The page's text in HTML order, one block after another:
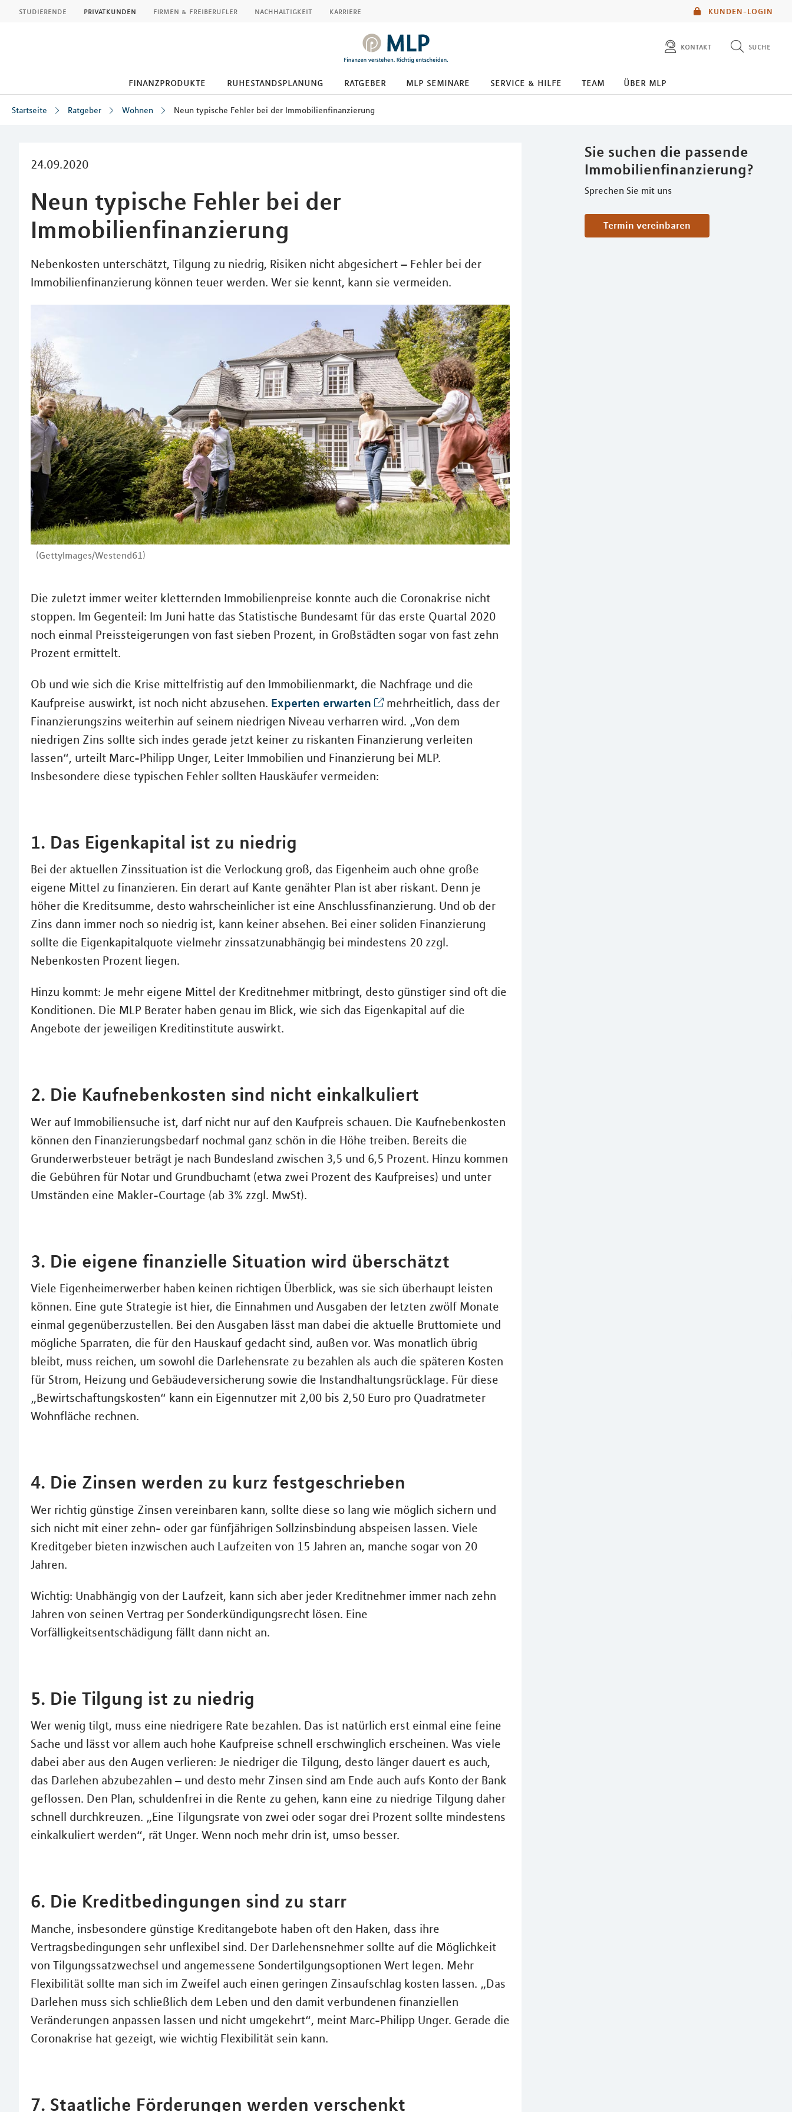
KUNDEN-LOGIN
studierende privatkunden firmen & freiberufler nachhaltigkeit karriere
kontakt suche
diese website durchsuchen
finanzprodukte ruhestandsplanung ratgeber mlp seminare service & hilfe team über mlp
Startseite Ratgeber Wohnen Neun typische Fehler bei der Immobilienfinanzierung
24.09.2020
Neun typische Fehler bei der
Immobilienfinanzierung
Nebenkosten unterschätzt, Tilgung zu niedrig, Risiken nicht abgesichert – Fehler bei der
Immobilienfinanzierung können teuer werden. Wer sie kennt, kann sie vermeiden.
(GettyImages/Westend61)
Sie suchen die passende
Immobilienfinanzierung?
Sprechen Sie mit uns
Termin vereinbaren
Die zuletzt immer weiter kletternden Immobilienpreise konnte auch die Coronakrise nicht
stoppen. Im Gegenteil: Im Juni hatte das Statistische Bundesamt für das erste Quartal 2020
noch einmal Preissteigerungen von fast sieben Prozent, in Großstädten sogar von fast zehn
Prozent ermittelt.
Ob und wie sich die Krise mittelfristig auf den Immobilienmarkt, die Nachfrage und die
Kaufpreise auswirkt, ist noch nicht abzusehen. Experten erwarten
mehrheitlich, dass der
Finanzierungszins weiterhin auf seinem niedrigen Niveau verharren wird. „Von dem
niedrigen Zins sollte sich indes gerade jetzt keiner zu riskanten Finanzierung verleiten
lassen“, urteilt Marc-Philipp Unger, Leiter Immobilien und Finanzierung bei MLP.
Insbesondere diese typischen Fehler sollten Hauskäufer vermeiden:
1. Das Eigenkapital ist zu niedrig
Bei der aktuellen Zinssituation ist die Verlockung groß, das Eigenheim auch ohne große
eigene Mittel zu finanzieren. Ein derart auf Kante genähter Plan ist aber riskant. Denn je
höher die Kreditsumme, desto wahrscheinlicher ist eine Anschlussfinanzierung. Und ob der
Zins dann immer noch so niedrig ist, kann keiner absehen. Bei einer soliden Finanzierung
sollte die Eigenkapitalquote vielmehr zinssatzunabhängig bei mindestens 20 zzgl.
Nebenkosten Prozent liegen.
Hinzu kommt: Je mehr eigene Mittel der Kreditnehmer mitbringt, desto günstiger sind oft die
Konditionen. Die MLP Berater haben genau im Blick, wie sich das Eigenkapital auf die
Angebote der jeweiligen Kreditinstitute auswirkt.
2. Die Kaufnebenkosten sind nicht einkalkuliert
Wer auf Immobiliensuche ist, darf nicht nur auf den Kaufpreis schauen. Die Kaufnebenkosten
können den Finanzierungsbedarf nochmal ganz schön in die Höhe treiben. Bereits die
Grunderwerbsteuer beträgt je nach Bundesland zwischen 3,5 und 6,5 Prozent. Hinzu kommen
die Gebühren für Notar und Grundbuchamt (etwa zwei Prozent des Kaufpreises) und unter
Umständen eine Makler-Courtage (ab 3% zzgl. MwSt).
3. Die eigene finanzielle Situation wird überschätzt
Viele Eigenheimerwerber haben keinen richtigen Überblick, was sie sich überhaupt leisten
können. Eine gute Strategie ist hier, die Einnahmen und Ausgaben der letzten zwölf Monate
einmal gegenüberzustellen. Bei den Ausgaben lässt man dabei die aktuelle Bruttomiete und
mögliche Sparraten, die für den Hauskauf gedacht sind, außen vor. Was monatlich übrig
bleibt, muss reichen, um sowohl die Darlehensrate zu bezahlen als auch die späteren Kosten
für Strom, Heizung und Gebäudeversicherung sowie die Instandhaltungsrücklage. Für diese
„Bewirtschaftungskosten“ kann ein Eigennutzer mit 2,00 bis 2,50 Euro pro Quadratmeter
Wohnfläche rechnen.
4. Die Zinsen werden zu kurz festgeschrieben
Wer richtig günstige Zinsen vereinbaren kann, sollte diese so lang wie möglich sichern und
sich nicht mit einer zehn- oder gar fünfjährigen Sollzinsbindung abspeisen lassen. Viele
Kreditgeber bieten inzwischen auch Laufzeiten von 15 Jahren an, manche sogar von 20
Jahren.
Wichtig: Unabhängig von der Laufzeit, kann sich aber jeder Kreditnehmer immer nach zehn
Jahren von seinen Vertrag per Sonderkündigungsrecht lösen. Eine
Vorfälligkeitsentschädigung fällt dann nicht an.
5. Die Tilgung ist zu niedrig
Wer wenig tilgt, muss eine niedrigere Rate bezahlen. Das ist natürlich erst einmal eine feine
Sache und lässt vor allem auch hohe Kaufpreise schnell erschwinglich erscheinen. Was viele
dabei aber aus den Augen verlieren: Je niedriger die Tilgung, desto länger dauert es auch,
das Darlehen abzubezahlen – und desto mehr Zinsen sind am Ende auch aufs Konto der Bank
geflossen. Den Plan, schuldenfrei in die Rente zu gehen, kann eine zu niedrige Tilgung daher
schnell durchkreuzen. „Eine Tilgungsrate von zwei oder sogar drei Prozent sollte mindestens
einkalkuliert werden“, rät Unger. Wenn noch mehr drin ist, umso besser.
6. Die Kreditbedingungen sind zu starr
Manche, insbesondere günstige Kreditangebote haben oft den Haken, dass ihre
Vertragsbedingungen sehr unflexibel sind. Der Darlehensnehmer sollte auf die Möglichkeit
von Tilgungssatzwechsel und angemessene Sondertilgungsoptionen Wert legen. Mehr
Flexibilität sollte man sich im Zweifel auch einen geringen Zinsaufschlag kosten lassen. „Das
Darlehen muss sich schließlich dem Leben und den damit verbundenen finanziellen
Veränderungen anpassen lassen und nicht umgekehrt“, meint Marc-Philipp Unger. Gerade die
Coronakrise hat gezeigt, wie wichtig Flexibilität sein kann.
7. Staatliche Förderungen werden verschenkt